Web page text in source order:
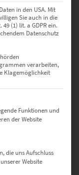
in den USA. Mit
Sie auch in die
(1) lit. a GDPR ein.
Datenschutz
verarbeiten,
Klagemöglichkeit
eine Einwilligung
Funktionen und
der Website
die uns Aufschluss
Website